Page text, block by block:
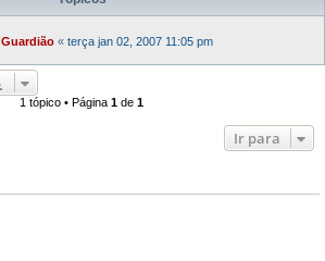
Guardião « terça jan 02, 2007 11:05 pm
1 tópico • Página 1 de 1
Ir para